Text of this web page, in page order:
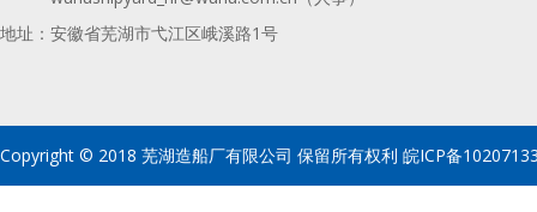
地址：安徽省芜湖市弋江区峨溪路1号
Copyright © 2018 芜湖造船厂有限公司 保留所有权利 皖ICP备